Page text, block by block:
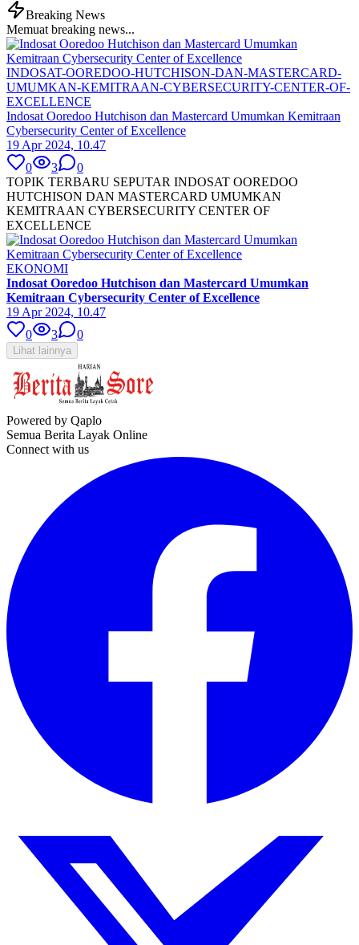
Breaking News
Memuat breaking news...
INDOSAT-OOREDOO-HUTCHISON-DAN-MASTERCARD-
UMUMKAN-KEMITRAAN-CYBERSECURITY-CENTER-OF-
EXCELLENCE
Indosat Ooredoo Hutchison dan Mastercard Umumkan Kemitraan
Cybersecurity Center of Excellence
19 Apr 2024, 10.47
0
3
0
TOPIK TERBARU SEPUTAR INDOSAT OOREDOO
HUTCHISON DAN MASTERCARD UMUMKAN
KEMITRAAN CYBERSECURITY CENTER OF
EXCELLENCE
EKONOMI
Indosat Ooredoo Hutchison dan Mastercard Umumkan
Kemitraan Cybersecurity Center of Excellence
19 Apr 2024, 10.47
0
3 0
Lihat lainnya
Powered by Qaplo
Semua Berita Layak Online
Connect with us